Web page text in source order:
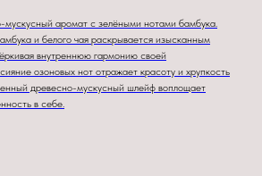
мускусный аромат с зелёными нотами бамбука.
и белого чая раскрывается изысканным
внутреннюю гармонию своей
озоновых нот отражает красоту и хрупкость
древесно-мускусный шлейф воплощает
в себе.